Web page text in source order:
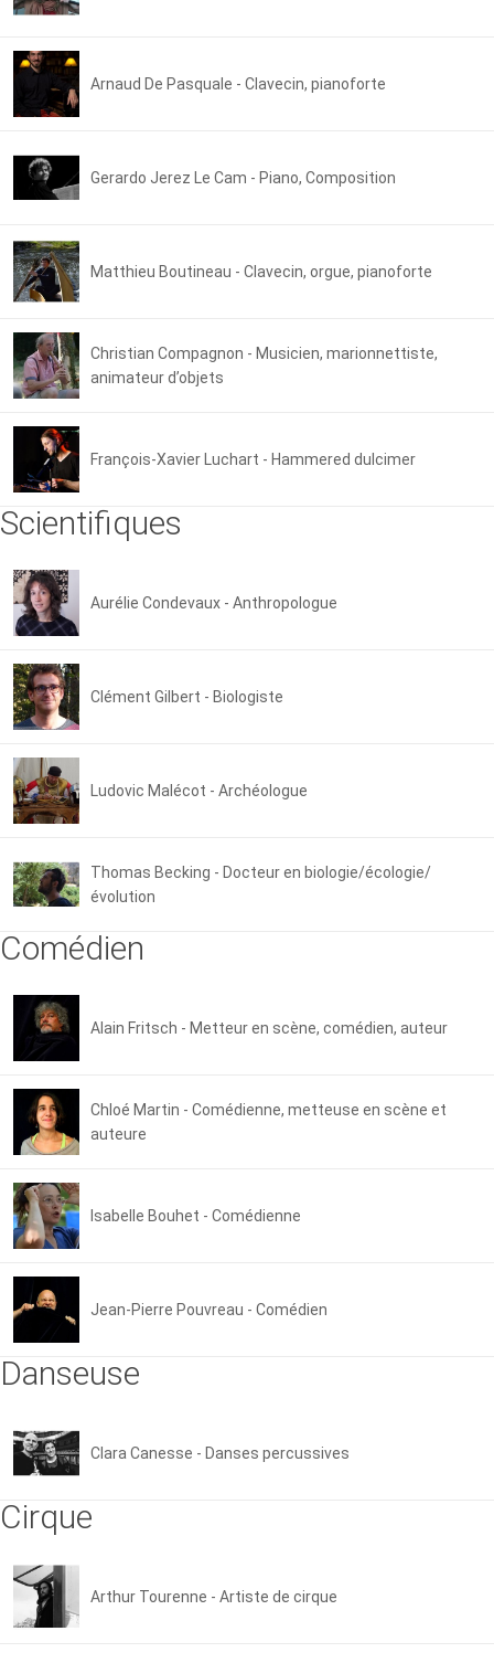
Arnaud De Pasquale - Clavecin, pianoforte
Gerardo Jerez Le Cam - Piano, Composition
Matthieu Boutineau - Clavecin, orgue, pianoforte
Christian Compagnon - Musicien, marionnettiste,
animateur d’objets
François-Xavier Luchart - Hammered dulcimer
Scientifiques
Aurélie Condevaux - Anthropologue
Clément Gilbert - Biologiste
Ludovic Malécot - Archéologue
Thomas Becking - Docteur en biologie/écologie/
évolution
Comédien
Alain Fritsch - Metteur en scène, comédien, auteur
Chloé Martin - Comédienne, metteuse en scène et
auteure
Isabelle Bouhet - Comédienne
Jean-Pierre Pouvreau - Comédien
Danseuse
Clara Canesse - Danses percussives
Cirque
Arthur Tourenne - Artiste de cirque